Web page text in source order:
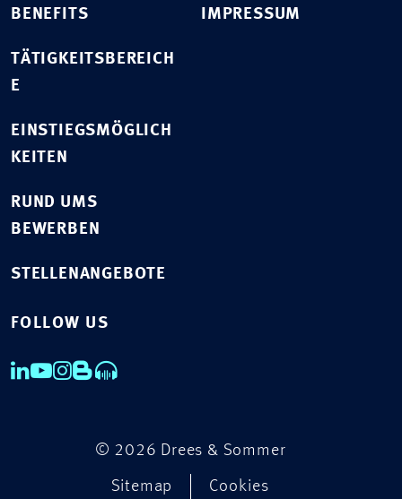
BENEFITS
TÄTIGKEITSBEREICH
E
EINSTIEGSMÖGLICH
KEITEN
RUND UMS
BEWERBEN
STELLENANGEBOTE
IMPRESSUM
FOLLOW US
© 2026 Drees & Sommer
Sitemap Cookies